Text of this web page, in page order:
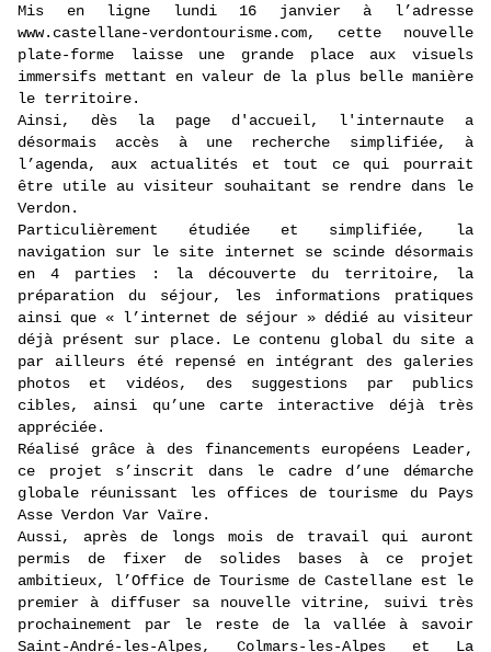
Mis en ligne lundi 16 janvier à l’adresse
www.castellane-verdontourisme.com, cette nouvelle
plate-forme laisse une grande place aux visuels
immersifs mettant en valeur de la plus belle manière
le territoire.
Ainsi, dès la page d'accueil, l'internaute a
désormais accès à une recherche simplifiée, à
l’agenda, aux actualités et tout ce qui pourrait
être utile au visiteur souhaitant se rendre dans le
Verdon.
Particulièrement étudiée et simplifiée, la
navigation sur le site internet se scinde désormais
en 4 parties : la découverte du territoire, la
préparation du séjour, les informations pratiques
ainsi que « l’internet de séjour » dédié au visiteur
déjà présent sur place. Le contenu global du site a
par ailleurs été repensé en intégrant des galeries
photos et vidéos, des suggestions par publics
cibles, ainsi qu’une carte interactive déjà très
appréciée.
Réalisé grâce à des financements européens Leader,
ce projet s’inscrit dans le cadre d’une démarche
globale réunissant les offices de tourisme du Pays
Asse Verdon Var Vaïre.
Aussi, après de longs mois de travail qui auront
permis de fixer de solides bases à ce projet
ambitieux, l’Office de Tourisme de Castellane est le
premier à diffuser sa nouvelle vitrine, suivi très
prochainement par le reste de la vallée à savoir
Saint-André-les-Alpes, Colmars-les-Alpes et La